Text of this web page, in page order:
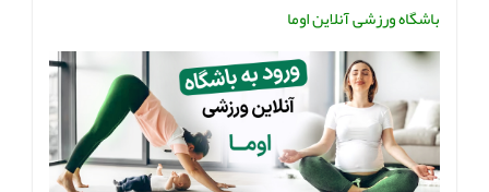
باشگاه ورزشی آنلاین اوما